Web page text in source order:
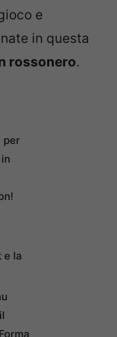
e
in questa
rossonero.
per
e la